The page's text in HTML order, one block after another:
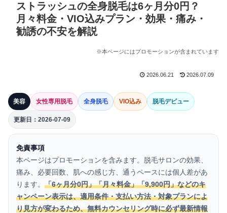
ストラッシュの全身脱毛は6ヶ月分0円？
月々料金・VIO込みプラン・効果・痛み・
勧誘の不安を解説
※本ページにはプロモーションが含まれています
2026.06.21 2026.07.09
美容 女性専用脱毛 全身脱毛 VIO込み 脱毛デビュー
更新日：2026-07-09
免責事項
本ページはプロモーションを含みます。脱毛サロンの効果、
痛み、必要回数、肌への感じ方、通うペースには個人差があ
ります。 「6ヶ月分0円」「月々料金」「9,900円」などのキ
ャンペーン表示は、適用条件・支払い方法・対象プランによ
り見方が変わるため、無料カウンセリング時に必ず最新情報